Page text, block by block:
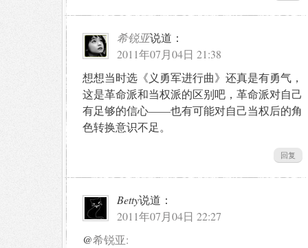
希锐亚说道：
2011年07月04日 21:38
想想当时选《义勇军进行曲》还真是有勇气，
这是革命派和当权派的区别吧，革命派对自己
有足够的信心——也有可能对自己当权后的角
色转换意识不足。
回复
Betty说道：
2011年07月04日 22:27
@希锐亚: